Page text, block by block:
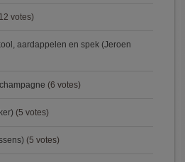
votes)
aardappelen en spek (Jeroen
(6 votes)
(5 votes)
(5 votes)